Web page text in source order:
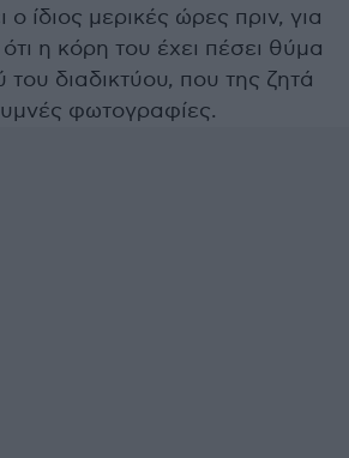
ο ίδιος μερικές ώρες πριν, για
η κόρη του έχει πέσει θύμα
του διαδικτύου, που της ζητά
φωτογραφίες.